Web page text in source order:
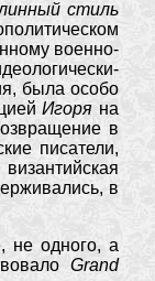
стиль
военно-
была особо
Игоря на
в
писатели,
в
не одного, а
Grand